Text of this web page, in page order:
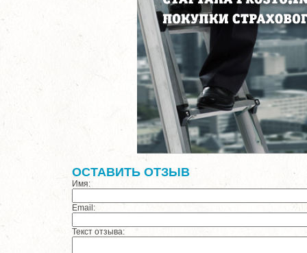
ОСТАВИТЬ ОТЗЫВ
Имя:
Email:
Текст отзыва: